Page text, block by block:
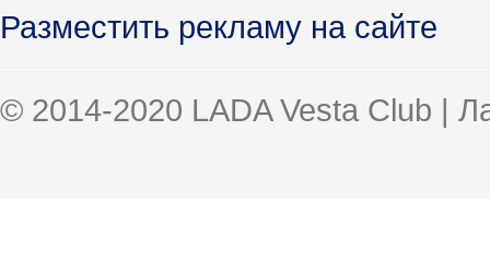
Разместить рекламу на сайте
© 2014-2020 LADA Vesta Club |